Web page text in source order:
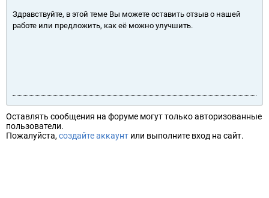
Здравствуйте, в этой теме Вы можете оставить отзыв о нашей
работе или предложить, как её можно улучшить.
Оставлять сообщения на форуме могут только авторизованные
пользователи.
Пожалуйста, создайте аккаунт или выполните вход на сайт.